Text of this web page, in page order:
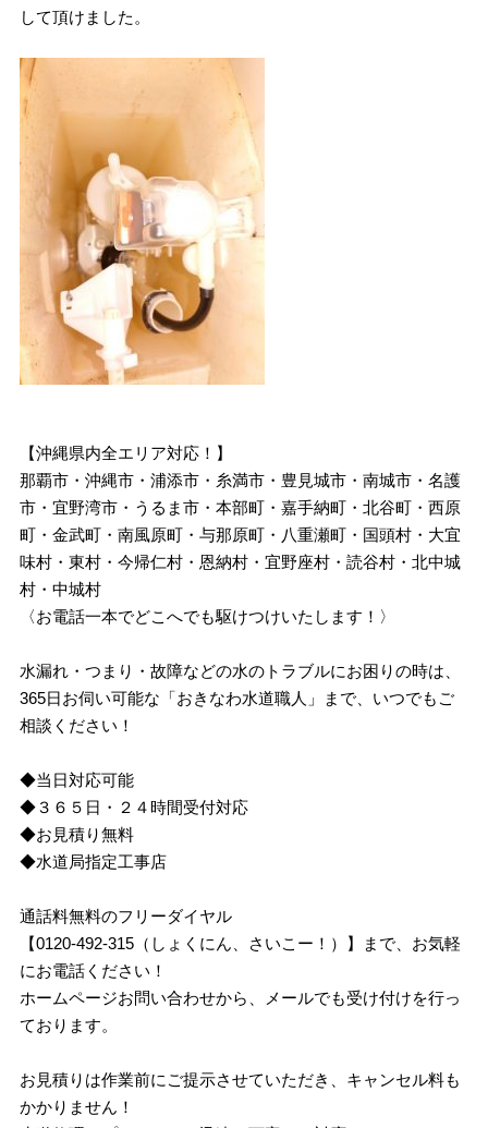
して頂けました。
【沖縄県内全エリア対応！】
那覇市・沖縄市・浦添市・糸満市・豊見城市・南城市・名護
市・宜野湾市・うるま市・本部町・嘉手納町・北谷町・西原
町・金武町・南風原町・与那原町・八重瀬町・国頭村・大宜
味村・東村・今帰仁村・恩納村・宜野座村・読谷村・北中城
村・中城村
〈お電話一本でどこへでも駆けつけいたします！〉
水漏れ・つまり・故障などの水のトラブルにお困りの時は、
365日お伺い可能な「おきなわ水道職人」まで、いつでもご
相談ください！
◆当日対応可能
◆３６５日・２４時間受付対応
◆お見積り無料
◆水道局指定工事店
通話料無料のフリーダイヤル
【0120-492-315（しょくにん、さいこー！）】まで、お気軽
にお電話ください！
ホームページお問い合わせから、メールでも受け付けを行っ
ております。
お見積りは作業前にご提示させていただき、キャンセル料も
かかりません！